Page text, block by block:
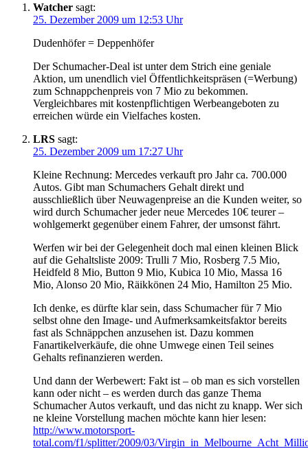
Watcher sagt:
25. Dezember 2009 um 12:53 Uhr
Dudenhöfer = Deppenhöfer
Der Schumacher-Deal ist unter dem Strich eine geniale
Aktion, um unendlich viel Öffentlichkeitspräsen (=Werbung)
zum Schnappchenpreis von 7 Mio zu bekommen.
Vergleichbares mit kostenpflichtigen Werbeangeboten zu
erreichen würde ein Vielfaches kosten.
LRS sagt:
25. Dezember 2009 um 17:27 Uhr
Kleine Rechnung: Mercedes verkauft pro Jahr ca. 700.000
Autos. Gibt man Schumachers Gehalt direkt und
ausschließlich über Neuwagenpreise an die Kunden weiter, so
wird durch Schumacher jeder neue Mercedes 10€ teurer –
wohlgemerkt gegenüber einem Fahrer, der umsonst fährt.
Werfen wir bei der Gelegenheit doch mal einen kleinen Blick
auf die Gehaltsliste 2009: Trulli 7 Mio, Rosberg 7.5 Mio,
Heidfeld 8 Mio, Button 9 Mio, Kubica 10 Mio, Massa 16
Mio, Alonso 20 Mio, Räikkönen 24 Mio, Hamilton 25 Mio.
Ich denke, es dürfte klar sein, dass Schumacher für 7 Mio
selbst ohne den Image- und Aufmerksamkeitsfaktor bereits
fast als Schnäppchen anzusehen ist. Dazu kommen
Fanartikelverkäufe, die ohne Umwege einen Teil seines
Gehalts refinanzieren werden.
Und dann der Werbewert: Fakt ist – ob man es sich vorstellen
kann oder nicht – es werden durch das ganze Thema
Schumacher Autos verkauft, und das nicht zu knapp. Wer sich
ne kleine Vorstellung machen möchte kann hier lesen:
http://www.motorsport-
total.com/f1/splitter/2009/03/